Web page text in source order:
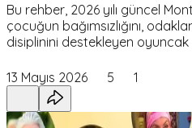
Bu rehber, 2026 yılı güncel
çocuğun bağımsızlığını,
disiplinini destekleyen
13 Mayıs 2026 5 1